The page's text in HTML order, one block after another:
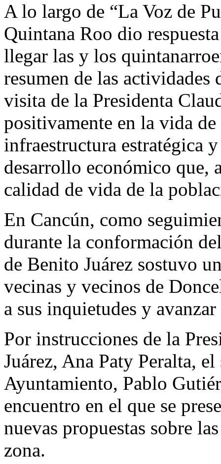
A lo largo de “La Voz de
Quintana Roo dio
llegar las y los
resumen de las
visita de la Presidenta
positivamente en la vida de
infraestructura estratégica
desarrollo económico que,
calidad de vida de la
En Cancún, como
durante la conformación
de Benito Juárez sostuvo
vecinas y vecinos de
a sus inquietudes y
Por instrucciones de la
Juárez, Ana Paty Peralta,
Ayuntamiento, Pablo
encuentro en el que se
nuevas propuestas sobre
zona.